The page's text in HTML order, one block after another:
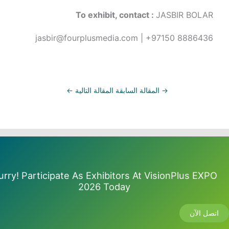
To exhibit, contact : JASBIR BOLAR
jasbir@fourplusmedia.com | +97150 8886436
→ المقالة السابقة المقالة التالية ←
Participate As Exhibitors At VisionPlus EXPO
2026 Today
اتصل الآن